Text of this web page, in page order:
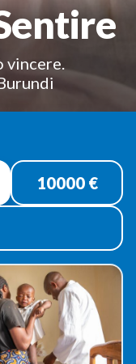
vincere.
10000 €